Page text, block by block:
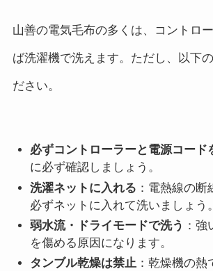
山善の電気毛布の多くは、コントロ
ば洗濯機で洗えます。ただし、以下
ださい。
必ずコントローラーと電源コード
に必ず確認しましょう。
洗濯ネットに入れる ：電熱線の断
必ずネットに入れて洗いましょう。
弱水流・ドライモードで洗う ：
を傷める原因になります。
タンブル乾燥は禁止 ：乾燥機の